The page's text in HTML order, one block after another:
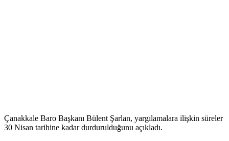
Çanakkale Baro Başkanı Bülent Şarlan, yargılamalara ilişkin süreler
30 Nisan tarihine kadar durdurulduğunu açıkladı.